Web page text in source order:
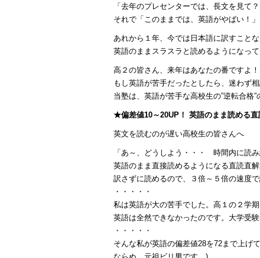
「去年のプレセンターでは、長文を見て
それで「このままでは、英語がやばい！
あれから１年、今では日本語に訳すことな
英語のままスラスラと読めるようになっ
高２の皆さん、来年はあなたの番ですよ！
もし英語が苦手だったとしたら、迷わず
当塾は、英語が苦手な高校生の”逆転合格
★偏差値10～20UP！ 英語のまま読める直
英文を読むのが遅い高校生の皆さんへ
「あ～、どうしよう・・・ 時間内に読み
英語のまま直接読めるようになる直読直
訳さずに読めるので、３倍～５倍の速度
・・・・・
私は英語が大の苦手でした。高１の２学
英語は全然できなかったのです。大学受験
・・・・・
そんな私が英語の偏差値28を72まで上げ